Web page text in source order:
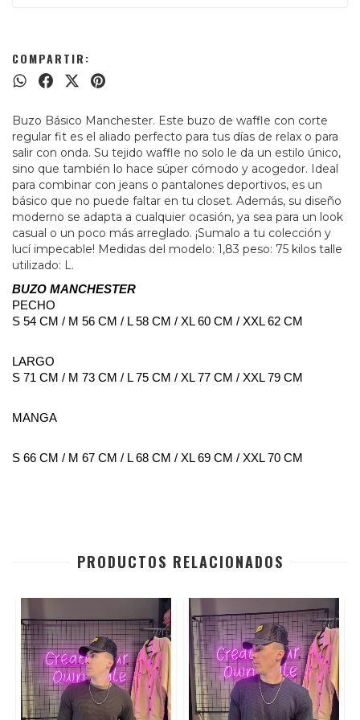
COMPARTIR:
Buzo Básico Manchester. Este buzo de waffle con corte
regular fit es el aliado perfecto para tus días de relax o para
salir con onda. Su tejido waffle no solo le da un estilo único,
sino que también lo hace súper cómodo y acogedor. Ideal
para combinar con jeans o pantalones deportivos, es un
básico que no puede faltar en tu closet. Además, su diseño
moderno se adapta a cualquier ocasión, ya sea para un look
casual o un poco más arreglado. ¡Sumalo a tu colección y
lucí impecable! Medidas del modelo: 1,83 peso: 75 kilos talle
utilizado: L.
BUZO MANCHESTER
PECHO
S 54 CM / M 56 CM / L 58 CM / XL 60 CM / XXL 62 CM
LARGO
S 71 CM / M 73 CM / L 75 CM / XL 77 CM / XXL 79 CM
MANGA
S 66 CM / M 67 CM / L 68 CM / XL 69 CM / XXL 70 CM
PRODUCTOS RELACIONADOS